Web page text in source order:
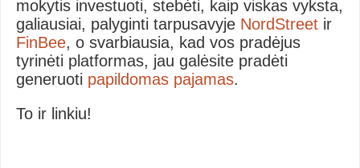
mokytis investuoti, stebėti, kaip viskas vyksta,
galiausiai, palyginti tarpusavyje NordStreetir
FinBee, o svarbiausia, kad vos pradėjus
tyrinėti platformas, jau galėsite pradėti
generuoti papildomas pajamas.
To ir linkiu!